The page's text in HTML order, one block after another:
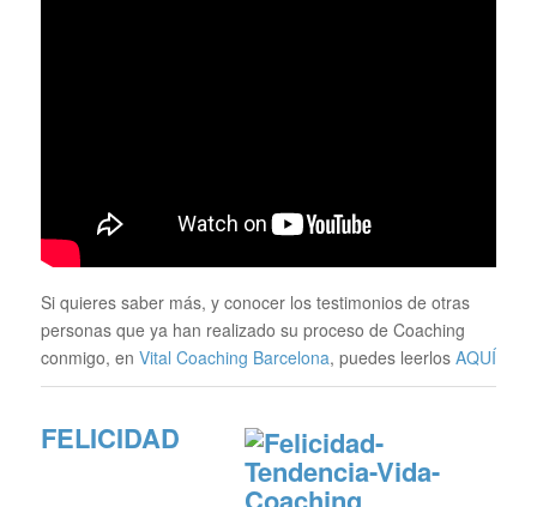
Si quieres saber más, y conocer los testimonios de otras
personas que ya han realizado su proceso de Coaching
conmigo, en Vital Coaching Barcelona, puedes leerlos AQUÍ
FELICIDAD